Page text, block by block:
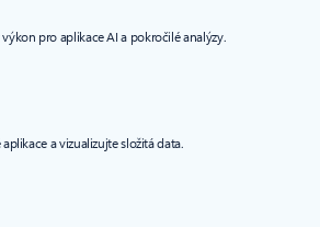
pro aplikace AI a pokročilé analýzy.
a vizualizujte složitá data.